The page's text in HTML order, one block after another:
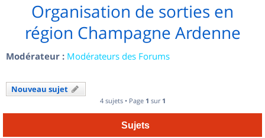
Organisation de sorties en
région Champagne Ardenne
Modérateur : Modérateurs des Forums
Nouveau sujet
4 sujets • Page 1 sur 1
Sujets